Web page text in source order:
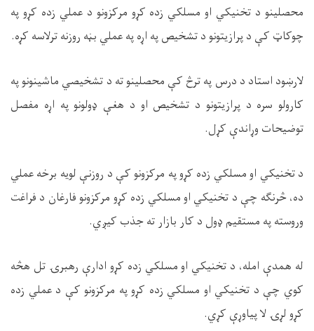
محصلینو د تخنیکي او مسلکي زده کړو مرکزونو د عملي زده کړو په
چوکاټ کې د پرازیتونو د تشخیص په اړه په عملي بڼه روزنه ترلاسه کړه.
لارښود استاد د درس په ترڅ کې محصلینو ته د تشخیصي ماشینونو په
کارولو سره د پرازیتونو د تشخیص او د هغې ډولونو په اړه مفصل
توضیحات وړاندې کړل.
د تخنیکي او مسلکي زده کړو په مرکزونو کې د روزنې لویه برخه عملي
ده، څرنګه چې د تخنیکي او مسلکي زده کړو مرکزونو فارغان د فراغت
وروسته په مستقیم ډول د کار بازار ته جذب کیږي.
له همدې امله، د تخنیکي او مسلکي زده کړو ادارې رهبرۍ تل هڅه
کوي چې د تخنیکي او مسلکي زده کړو په مرکزونو کې د عملي زده
کړو لړۍ لا پیاوړې کړي.